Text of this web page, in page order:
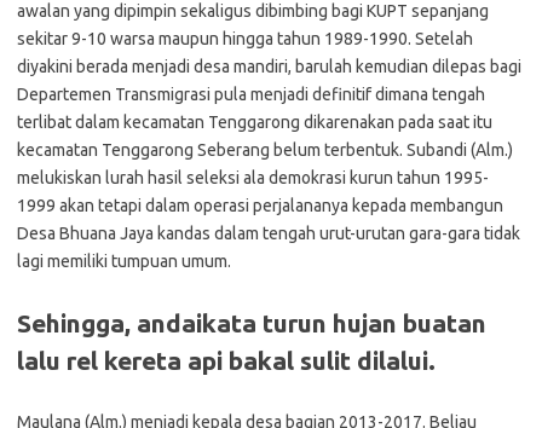
awalan yang dipimpin sekaligus dibimbing bagi KUPT sepanjang
sekitar 9-10 warsa maupun hingga tahun 1989-1990. Setelah
diyakini berada menjadi desa mandiri, barulah kemudian dilepas bagi
Departemen Transmigrasi pula menjadi definitif dimana tengah
terlibat dalam kecamatan Tenggarong dikarenakan pada saat itu
kecamatan Tenggarong Seberang belum terbentuk. Subandi (Alm.)
melukiskan lurah hasil seleksi ala demokrasi kurun tahun 1995-
1999 akan tetapi dalam operasi perjalananya kepada membangun
Desa Bhuana Jaya kandas dalam tengah urut-urutan gara-gara tidak
lagi memiliki tumpuan umum.
Sehingga, andaikata turun hujan buatan
lalu rel kereta api bakal sulit dilalui.
Maulana (Alm.) menjadi kepala desa bagian 2013-2017. Beliau